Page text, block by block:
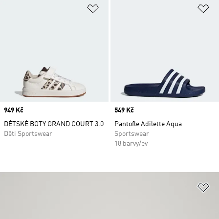
Price
949 Kč
DĚTSKÉ BOTY GRAND COURT 3.0
Děti Sportswear
Price
549 Kč
Pantofle Adilette Aqua
Sportswear
18 barvy/ev